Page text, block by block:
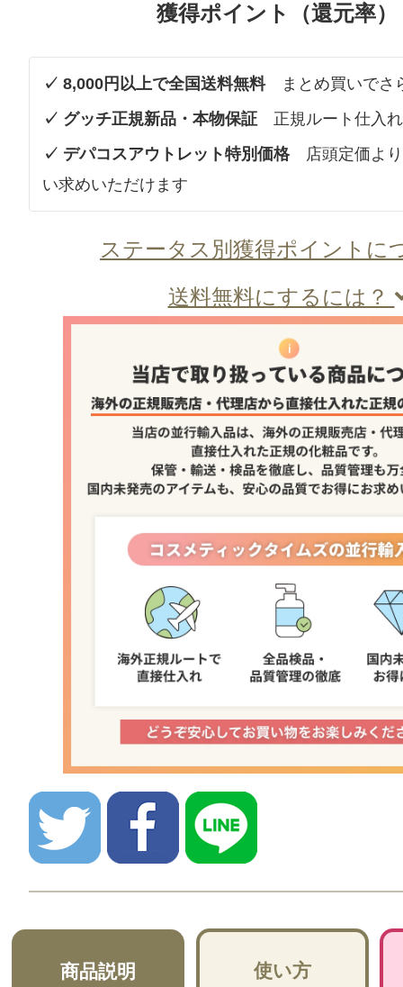
獲得ポイント（還元率）
✓ 8,000円以上で全国送料無料まとめ買いでさ
✓ グッチ正規新品・本物保証 正規ルート仕入
✓ デパコスアウトレット特別価格店頭定価より
い求めいただけます
ステータス別獲得ポイントに
送料無料にするには？
商品説明 使い方